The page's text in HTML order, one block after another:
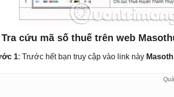
cứu mã số thuế trên web
1: Trước hết bạn truy cập vào link này